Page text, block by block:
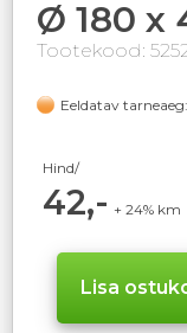
Ø 180 x
Tootekood:
Eeldatav
Hind/
42,- + 24% km